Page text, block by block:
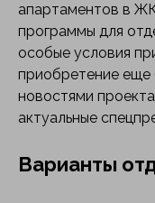
апартаментов в
программы для
особые условия
приобретение еще
новостями
актуальные
Варианты